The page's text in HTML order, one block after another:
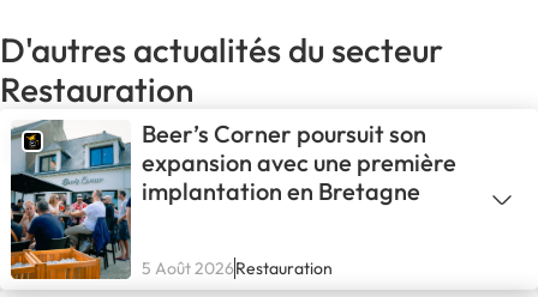
D'autres actualités du secteur
Restauration
Beer’s Corner poursuit son
expansion avec une première
implantation en Bretagne
5 Août 2026Restauration